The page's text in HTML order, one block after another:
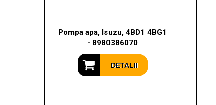
Pompa apa, Isuzu, 4BD1 4BG1
- 8980386070
DETALII